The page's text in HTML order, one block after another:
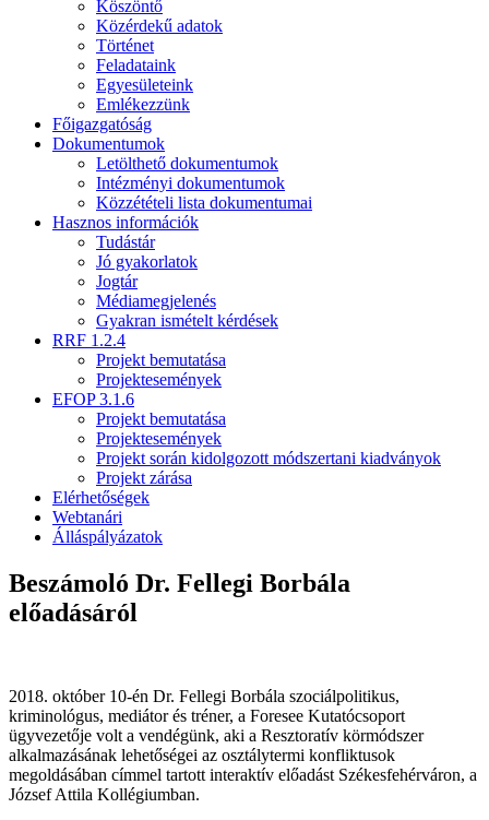
Köszöntő
Közérdekű adatok
Történet
Feladataink
Egyesületeink
Emlékezzünk
Főigazgatóság
Dokumentumok
Letölthető dokumentumok
Intézményi dokumentumok
Közzétételi lista dokumentumai
Hasznos információk
Tudástár
Jó gyakorlatok
Jogtár
Médiamegjelenés
Gyakran ismételt kérdések
RRF 1.2.4
Projekt bemutatása
Projektesemények
EFOP 3.1.6
Projekt bemutatása
Projektesemények
Projekt során kidolgozott módszertani kiadványok
Projekt zárása
Elérhetőségek
Webtanári
Álláspályázatok
Beszámoló Dr. Fellegi Borbála
előadásáról
2018. október 10-én Dr. Fellegi Borbála szociálpolitikus,
kriminológus, mediátor és tréner, a Foresee Kutatócsoport
ügyvezetője volt a vendégünk, aki a Resztoratív körmódszer
alkalmazásának lehetőségei az osztálytermi konfliktusok
megoldásában címmel tartott interaktív előadást Székesfehérváron, a
József Attila Kollégiumban.